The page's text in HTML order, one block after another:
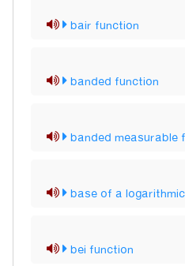
bair function
banded function
banded measurable
base of a
bei function